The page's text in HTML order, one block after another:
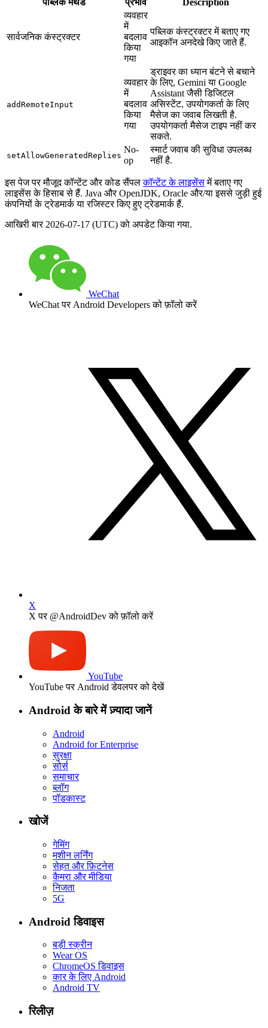
पब्लिक मेथड प्रभाव Description
सार्वजनिक कंस्ट्रक्टर
व्यवहार
में
बदलाव
किया
गया
पब्लिक कंस्ट्रक्टर में बताए गए
आइकॉन अनदेखे किए जाते हैं.
addRemoteInput
व्यवहार
में
बदलाव
किया
गया
ड्राइवर का ध्यान बंटने से बचाने
के लिए, Gemini या Google
Assistant जैसी डिजिटल
असिस्टेंट, उपयोगकर्ता के लिए
मैसेज का जवाब लिखती है.
उपयोगकर्ता मैसेज टाइप नहीं कर
सकते.
setAllowGeneratedReplies
No-
op
स्मार्ट जवाब की सुविधा उपलब्ध
नहीं है.
इस पेज पर मौजूद कॉन्टेंट और कोड सैंपलकॉन्टेंट के लाइसेंसमें बताए गए
लाइसेंस के हिसाब से हैं. Java और OpenJDK, Oracle और/या इससे जुड़ी हुई
कंपनियों के ट्रेडमार्क या रजिस्टर किए हुए ट्रेडमार्क हैं.
आखिरी बार 2026-07-17 (UTC) को अपडेट किया गया.
WeChat
WeChat पर Android Developers को फ़ॉलो करें
X
X पर @AndroidDev को फ़ॉलो करें
YouTube
YouTube पर Android डेवलपर को देखें
Android के बारे में ज़्यादा जानें
Android
Android for Enterprise
सुरक्षा
सोर्स
समाचार
ब्लॉग
पॉडकास्ट
खोजें
गेमिंग
मशीन लर्निंग
सेहत और फ़िटनेस
कैमरा और मीडिया
निजता
5G
Android डिवाइस
बड़ी स्क्रीन
Wear OS
ChromeOS डिवाइस
कार के लिए Android
Android TV
रिलीज़